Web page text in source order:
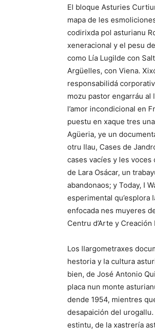
El bloque Asturies
mapa de les
codirixda pol asturianu
xeneracional y el pesu
como Lía Lugilde con
Argüelles, con Viena.
responsabilidá
mozu pastor engarráu
l’amor incondicional en
puestu en xaque tres
Agüeria, ye un
otru llau, Cases de
cases vacíes y les voces
de Lara Osácar, un
abandonaos; y Today, I
esperimental
enfocada nes muyeres
Centru d’Arte y
Los llargometraxes
hestoria y la cultura
bien, de José Antonio
placa nun monte
dende 1954, mientres
desapaición del urogallu.
estintu, de la xastrería